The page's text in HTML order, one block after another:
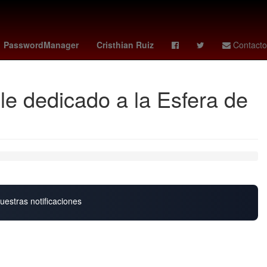
PasswordManager Cristhian Ruiz Contacto
fraude Selección de baloncesto de Estados Unidos Gobierno
dedicado a la Esfera de
notificaciones